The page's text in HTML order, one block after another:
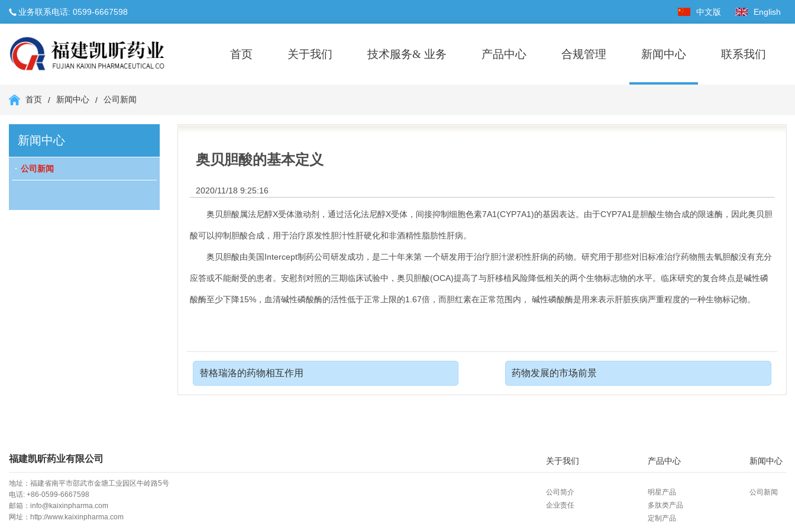
业务联系电话: 0599-6667598 中文版 English
首页 关于我们 技术服务& 业务 产品中心 合规管理 新闻中心 联系我们
首页 / 新闻中心 / 公司新闻
新闻中心
公司新闻
奥贝胆酸的基本定义
2020/11/18 9:25:16
奥贝胆酸属法尼醇X受体激动剂，通过活化法尼醇X受体，间接抑制细胞色素7A1(CYP7A1)的基因表达。由于CYP7A1是胆酸生物合成的限速酶，因此奥贝胆
酸可以抑制胆酸合成，用于治疗原发性胆汁性肝硬化和非酒精性脂肪性肝病。
奥贝胆酸由美国Intercept制药公司研发成功，是二十年来第 一个研发用于治疗胆汁淤积性肝病的药物。研究用于那些对旧标准治疗药物熊去氧胆酸没有充分
应答或不能耐受的患者。安慰剂对照的三期临床试验中，奥贝胆酸(OCA)提高了与肝移植风险降低相关的两个生物标志物的水平。临床研究的复合终点是碱性磷
酸酶至少下降15%，血清碱性磷酸酶的活性低于正常上限的1.67倍，而胆红素在正常范围内， 碱性磷酸酶是用来表示肝脏疾病严重程度的一种生物标记物。
替格瑞洛的药物相互作用 药物发展的市场前景
福建凯昕药业有限公司
地址：福建省南平市邵武市金塘工业园区牛岭路5号
电话: +86-0599-6667598
邮箱：info@kaixinpharma.com
网址：http://www.kaixinpharma.com
关于我们
公司简介
企业责任
产品中心
明星产品
多肽类产品
定制产品
新闻中心
公司新闻